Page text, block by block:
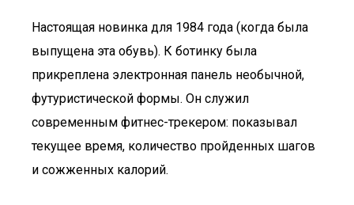
Настоящая новинка для 1984 года (когда была
выпущена эта обувь). К ботинку была
прикреплена электронная панель необычной,
футуристической формы. Он служил
современным фитнес-трекером: показывал
текущее время, количество пройденных шагов
и сожженных калорий.